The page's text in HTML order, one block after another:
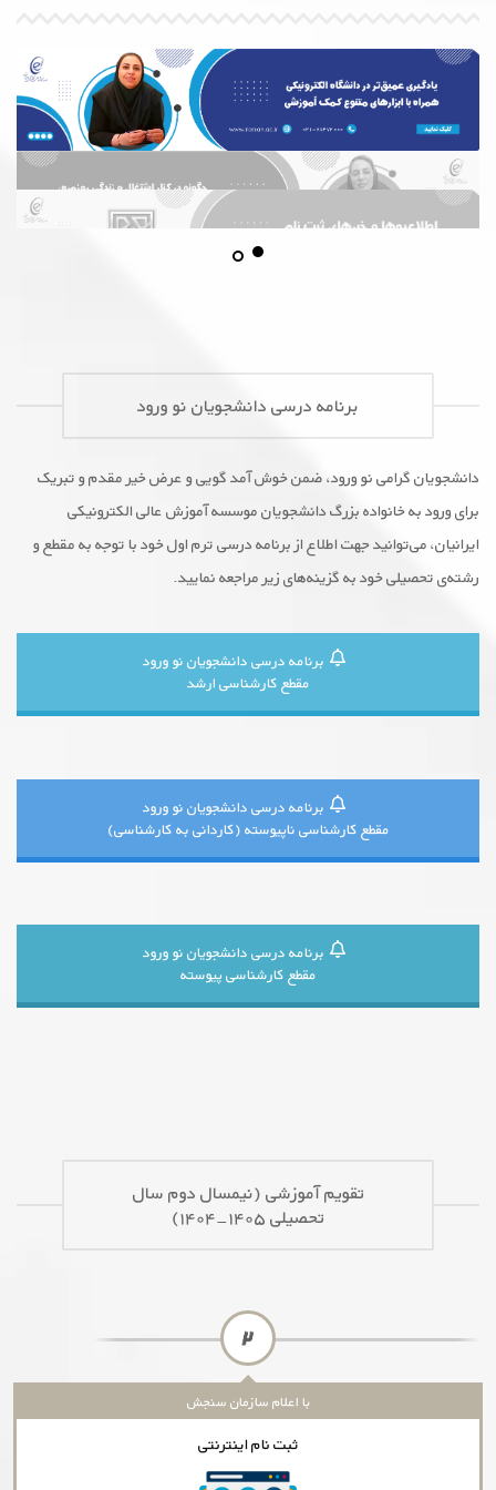
برنامه درسی دانشجویان نو ورود
دانشجویان گرامی نو ورود، ضمن خوش آمد گویی و عرض خیر مقدم و تبریک
برای ورود به خانواده بزرگ دانشجویان موسسه آموزش عالی الکترونیکی
ایرانیان، می‌توانید جهت اطلاع از برنامه درسی ترم اول خود با توجه به مقطع و
رشته‌ی تحصیلی خود به گزینه‌های زیر مراجعه نمایید.
برنامه درسی دانشجویان نو ورود
مقطع کارشناسی ارشد
برنامه درسی دانشجویان نو ورود
مقطع کارشناسی ناپیوسته (کاردانی به کارشناسی)
برنامه درسی دانشجویان نو ورود
مقطع کارشناسی پیوسته
تقویم آموزشی (نیمسال دوم سال
تحصیلی ۱۴۰۵-۱۴۰۴)